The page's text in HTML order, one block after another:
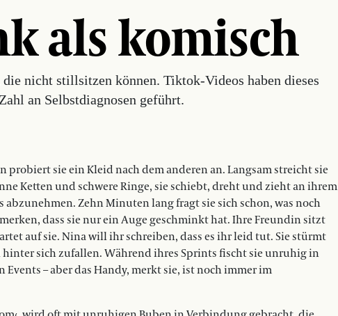
als komisch
nicht stillsitzen können. Tiktok-Videos haben dieses
an Selbstdiagnosen geführt.
sie ein Kleid nach dem anderen an. Langsam streicht sie
Ketten und schwere Ringe, sie schiebt, dreht und zieht an ihrem
Zehn Minuten lang fragt sie sich schon, was noch
dass sie nur ein Auge geschminkt hat. Ihre Freundin sitzt
auf sie. Nina will ihr schreiben, dass es ihr leid tut. Sie stürmt
sich zufallen. Während ihres Sprints fischt sie unruhig in
– aber das Handy, merkt sie, ist noch immer im